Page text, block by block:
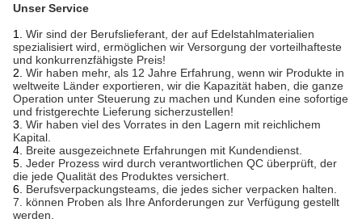
Unser Service
1. Wir sind der Berufslieferant, der auf Edelstahlmaterialien
spezialisiert wird, ermöglichen wir Versorgung der vorteilhafteste
und konkurrenzfähigste Preis!
2. Wir haben mehr, als 12 Jahre Erfahrung, wenn wir Produkte in
weltweite Länder exportieren, wir die Kapazität haben, die ganze
Operation unter Steuerung zu machen und Kunden eine sofortige
und fristgerechte Lieferung sicherzustellen!
3. Wir haben viel des Vorrates in den Lagern mit reichlichem
Kapital.
4. Breite ausgezeichnete Erfahrungen mit Kundendienst.
5. Jeder Prozess wird durch verantwortlichen QC überprüft, der
die jede Qualität des Produktes versichert.
6. Berufsverpackungsteams, die jedes sicher verpacken halten.
7. können Proben als Ihre Anforderungen zur Verfügung gestellt
werden.